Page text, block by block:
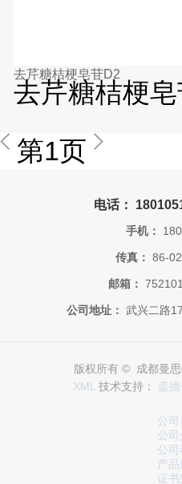
去芹糖桔梗皂苷D2
去芹糖桔梗
第1页
电话：
手机：
传真： 86-
邮箱：
公司地址： 武兴二路
版权所有 © 成都曼思
XML 技术支持： 盖
公司
公司
公司
产品
证书